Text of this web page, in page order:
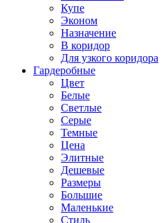
Купе
Эконом
Назначение
В коридор
Для узкого коридора
Гардеробные
Цвет
Белые
Светлые
Серые
Темные
Цена
Элитные
Дешевые
Размеры
Большие
Маленькие
Стиль